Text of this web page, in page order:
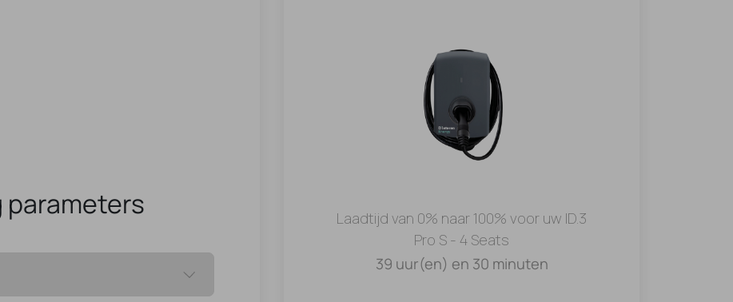
parameters
Laadtijd van 0% naar 100% voor uw ID.3
Pro S - 4 Seats
39 uur(en) en 30 minuten